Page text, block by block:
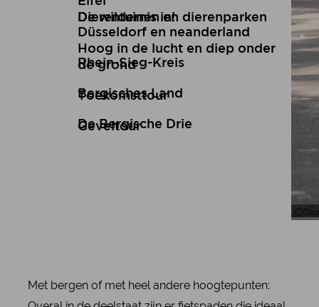
De wildernis in!
Hoog in de lucht en diep onder
de grond
Toekomsttour
Geveltour
Düsseldorf en neanderland
Rhein-Sieg-Kreis
Bergisches Land
De Bergische Drie
Dierentuinen en dierenparken
Met bergen of met heel andere hoogtepunten: